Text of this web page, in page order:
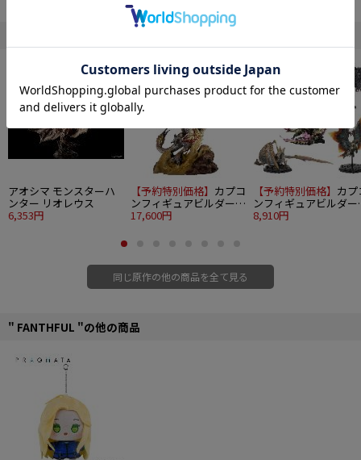
・フォーン
・チロ
・グーニャ
・レウス V
※海外仕入商品の為、多少の箱潰れが発生する可能性がございます。箱潰の交
換は出来かねます。ご了承ください。
■サイズ：約13×13cm
■素材：アクリル
アオシマ モンスターハ
ンター リオレウス
6,353円
【予約特別価格】 カプコ
ンフィギュアビルダー
クリエイターズモデル
17,600円
【予約特別価格】 カプ
ンフィギュアビルダー
モンスターハンター ス
8,910円
同じ原作の他の商品を全て見る
" FANTHFUL "の他の商品